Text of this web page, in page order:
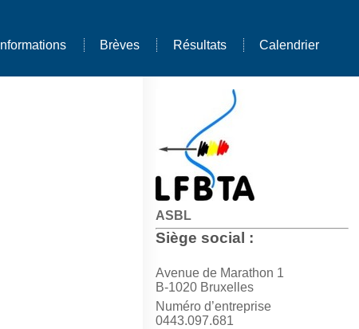
Informations Brèves Résultats Calendrier
ASBL
Siège social :
Avenue de Marathon 1
B-1020 Bruxelles
Numéro d’entreprise
0443.097.681